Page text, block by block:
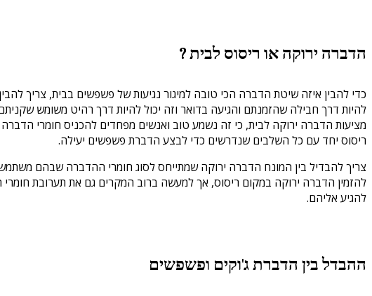
הדברה ירוקה או ריסוס לבית ?
כדי להבין איזה שיטת הדברה הכי טובה למיגור נגיעות של פשפשים בבית, צריך
להיות דרך חבילה שהזמנתם והגיעה בדואר וזה יכול להיות דרך רהיט משומש
מציעות הדברה ירוקה לבית, כי זה נשמע טוב ואנשים מפחדים להכניס חומרי
ריסוס יחד עם כל השלבים שנדרשים כדי לבצע הדברת פשפשים יעילה.
צריך להבדיל בין המונח הדברה ירוקה שמתייחס לסוג חומרי ההדברה שבהם
להזמין הדברה ירוקה במקום ריסוס, אך למעשה ברוב המקרים גם את תערובת
להגיע אליהם.
ההבדל בין הדברת ג'וקים ופשפשים